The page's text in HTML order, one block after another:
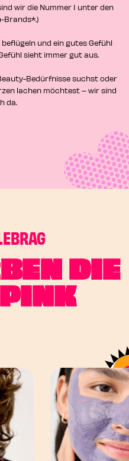
wir die Nummer 1 unter den
Brands*.)
und ein gutes Gefühl
sieht immer gut aus.
Bedürfnisse suchst oder
lachen möchtest – wir sind
da.
DIE